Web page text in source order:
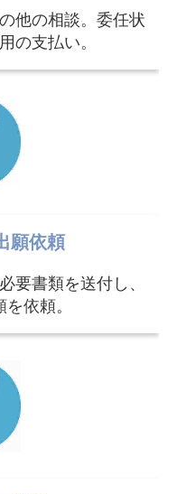
他の相談。委任状
の支払い。
願依頼
要書類を送付し、
依頼。